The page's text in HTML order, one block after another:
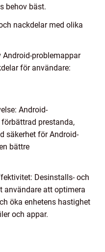
behov bäst.
nackdelar med olika
Android-problemappar
för användare:
Android-
prestanda,
säkerhet för Android-
bättre
Desinstalls- och
användare att optimera
öka enhetens hastighet
och appar.